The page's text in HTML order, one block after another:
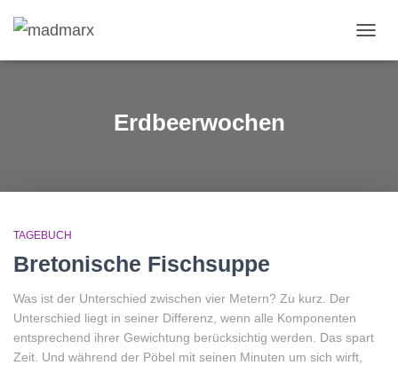
Erdbeerwochen
TAGEBUCH
Bretonische Fischsuppe
Was ist der Unterschied zwischen vier Metern? Zu kurz. Der
Unterschied liegt in seiner Differenz, wenn alle Komponenten
entsprechend ihrer Gewichtung berücksichtig werden. Das spart
Zeit. Und während der Pöbel mit seinen Minuten um sich wirft,